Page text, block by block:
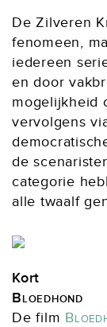
De Zilveren
fenomeen,
iedereen
en door
mogelijkheid
vervolgens
de
categorie
alle twaalf
Kort
Bloedhond
De film